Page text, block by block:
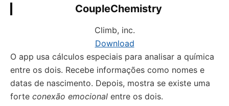
CoupleChemistry
Climb, inc.
Download
O app usa cálculos especiais para analisar a química
entre os dois. Recebe informações como nomes e
datas de nascimento. Depois, mostra se existe uma
forte conexão emocional entre os dois.